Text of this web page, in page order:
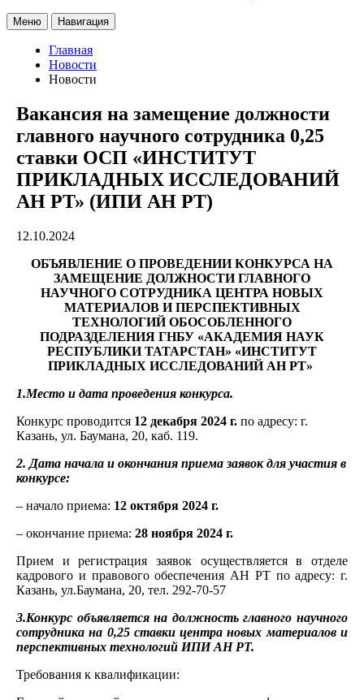
Меню Навигация
Главная
Новости
Новости
Вакансия на замещение должности
главного научного сотрудника 0,25
ставки ОСП «ИНСТИТУТ
ПРИКЛАДНЫХ ИССЛЕДОВАНИЙ
АН РТ» (ИПИ АН РТ)
12.10.2024
ОБЪЯВЛЕНИЕ О ПРОВЕДЕНИИ КОНКУРСА НА
ЗАМЕЩЕНИЕ ДОЛЖНОСТИ ГЛАВНОГО
НАУЧНОГО СОТРУДНИКА ЦЕНТРА НОВЫХ
МАТЕРИАЛОВ И ПЕРСПЕКТИВНЫХ
ТЕХНОЛОГИЙ ОБОСОБЛЕННОГО
ПОДРАЗДЕЛЕНИЯ ГНБУ «АКАДЕМИЯ НАУК
РЕСПУБЛИКИ ТАТАРСТАН» «ИНСТИТУТ
ПРИКЛАДНЫХ ИССЛЕДОВАНИЙ АН РТ»
1.Место и дата проведения конкурса.
Конкурс проводится 12 декабря 2024 г. по адресу: г.
Казань, ул. Баумана, 20, каб. 119.
2. Дата начала и окончания приема заявок для участия в
конкурсе:
– начало приема: 12 октября 2024 г.
– окончание приема: 28 ноября 2024 г.
Прием и регистрация заявок осуществляется в отделе
кадрового и правового обеспечения АН РТ по адресу: г.
Казань, ул.Баумана, 20, тел. 292-70-57
3.Конкурс объявляется на должность главного научного
сотрудника на 0,25 ставки центра новых материалов и
перспективных технологий ИПИ АН РТ.
Требования к квалификации: